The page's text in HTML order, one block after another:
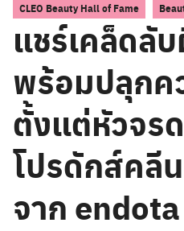
CLEO Beauty Hall of Fame
แชร์เคล็ดลั
พร้อมปลุกค
ตั้งแต่หัวจร
โปรดักส์คลี
จาก